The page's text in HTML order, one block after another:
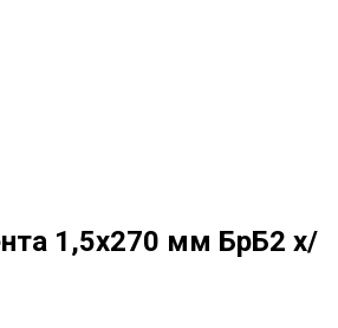
1,5х270 мм БрБ2 х/